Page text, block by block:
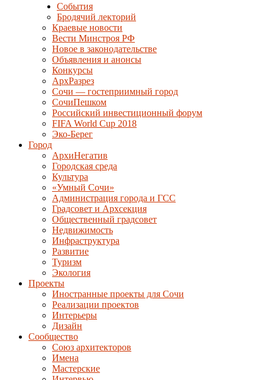
События
Бродячий лекторий
Краевые новости
Вести Минстроя РФ
Новое в законодательстве
Объявления и анонсы
Конкурсы
АрхРазрез
Сочи — гостеприимный город
СочиПешком
Российский инвестиционный форум
FIFA World Cup 2018
Эко-Берег
Город
АрхиНегатив
Городская среда
Культура
«Умный Сочи»
Администрация города и ГСС
Градсовет и Архсекция
Общественный градсовет
Недвижимость
Инфраструктура
Развитие
Туризм
Экология
Проекты
Иностранные проекты для Сочи
Реализации проектов
Интерьеры
Дизайн
Сообщество
Союз архитекторов
Имена
Мастерские